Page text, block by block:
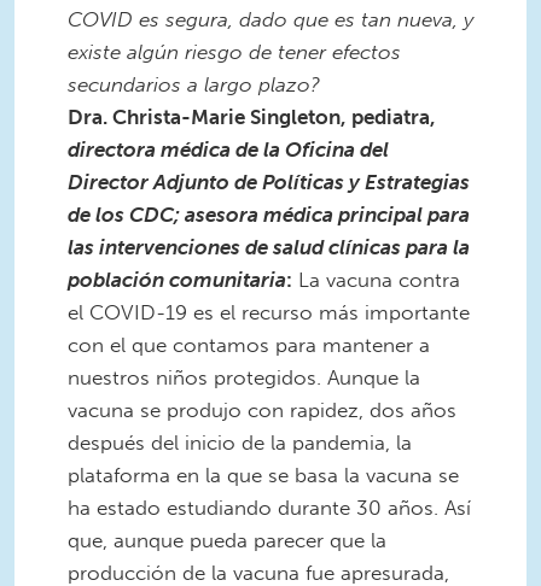
COVID es segura, dado que es tan nueva, y
existe algún riesgo de tener efectos
secundarios a largo plazo?
Dra. Christa-Marie Singleton, pediatra,
directora médica de la Oficina del
Director Adjunto de Políticas y Estrategias
de los CDC; asesora médica principal para
las intervenciones de salud clínicas para la
población comunitaria: La vacuna contra
el COVID-19 es el recurso más importante
con el que contamos para mantener a
nuestros niños protegidos. Aunque la
vacuna se produjo con rapidez, dos años
después del inicio de la pandemia, la
plataforma en la que se basa la vacuna se
ha estado estudiando durante 30 años. Así
que, aunque pueda parecer que la
producción de la vacuna fue apresurada,